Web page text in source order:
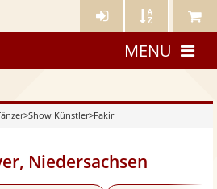
Künstler- Künstler Meine
MENU
>Show Künstler>Fakir
Niedersachsen